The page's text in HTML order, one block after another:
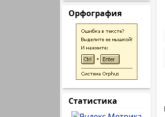
Орфография
Статистика